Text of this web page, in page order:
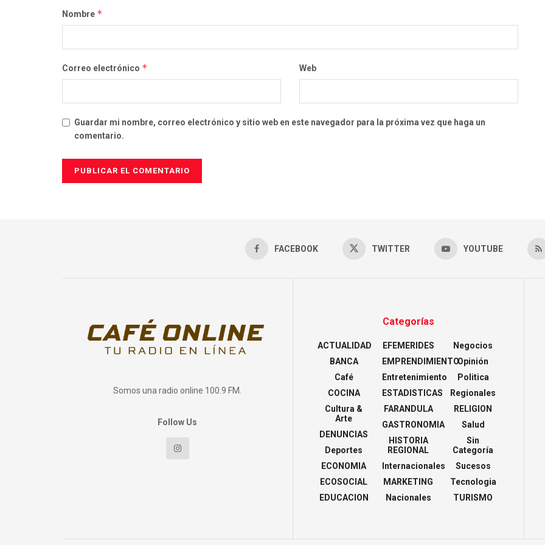
Nombre *
Correo electrónico * Web
Guardar mi nombre, correo electrónico y sitio web en este navegador para la próxima vez que haga un
comentario.
FACEBOOK TWITTER YOUTUBE
Somos una radio online 100.9 FM.
Follow Us
Categorías
ACTUALIDAD
BANCA
Café
COCINA
Cultura &
Arte
DENUNCIAS
Deportes
ECONOMIA
ECOSOCIAL
EDUCACION
EFEMERIDES
EMPRENDIMIENTO
Entretenimiento
ESTADISTICAS
FARANDULA
GASTRONOMIA
HISTORIA
REGIONAL
Internacionales
MARKETING
Nacionales
Negocios
Opinión
Politica
Regionales
RELIGION
Salud
Sin
Categoría
Sucesos
Tecnologia
TURISMO